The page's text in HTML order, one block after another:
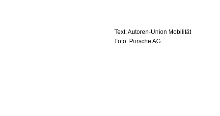
Text: Autoren-Union Mobilität
Foto: Porsche AG